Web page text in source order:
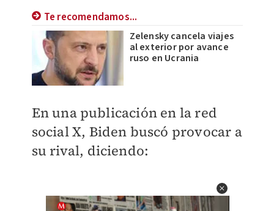
Te recomendamos...
Zelensky cancela viajes
al exterior por avance
ruso en Ucrania
En una publicación en la red
social X, Biden buscó provocar a
su rival, diciendo: